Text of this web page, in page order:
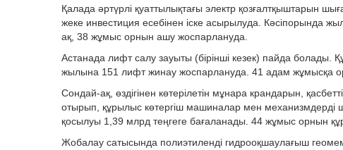
Қалада әртүрлі қуаттылықтағы электр қозғалтқыштарын
жеке инвестиция есебінен іске асырылуда. Кәсіпорында
ақ, 38 жұмыс орнын ашу жоспарлануда.
Астанада лифт салу зауыты (бірінші кезек) пайда болады.
жылына 151 лифт жинау жоспарлануда. 41 адам жұмысқа
Сондай-ақ, өздігінен көтерілетін мұнара крандарын,
отырып, құрылыс көтергіш машиналар мен механизмдерді
қосылуы 1,39 млрд теңгеге бағаланады. 44 жұмыс орнын
Жобалау сатысында полиэтиленді гидрооқшаулағыш